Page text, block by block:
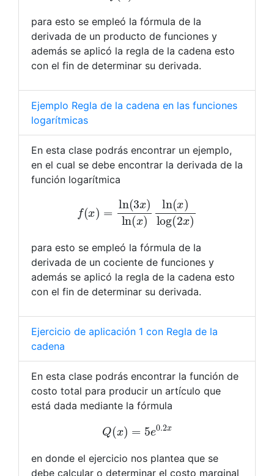
para esto se empleó la fórmula de la
derivada de un producto de funciones y
además se aplicó la regla de la cadena esto
con el fin de determinar su derivada.
Ejemplo Regla de la cadena en las funciones
logarítmicas
En esta clase podrás encontrar un ejemplo,
en el cual se debe encontrar la derivada de la
función logarítmica
)ln(x)ln x)log
para esto se empleó la fórmula de la
derivada de un cociente de funciones y
además se aplicó la regla de la cadena esto
con el fin de determinar su derivada.
Ejercicio de aplicación 1 con Regla de la
cadena
En esta clase podrás encontrar la función de
costo total para producir un artículo que
está dada mediante la fórmula
Q(x )= e0.2x
en donde el ejercicio nos plantea que se
debe calcular o determinar el costo marginal